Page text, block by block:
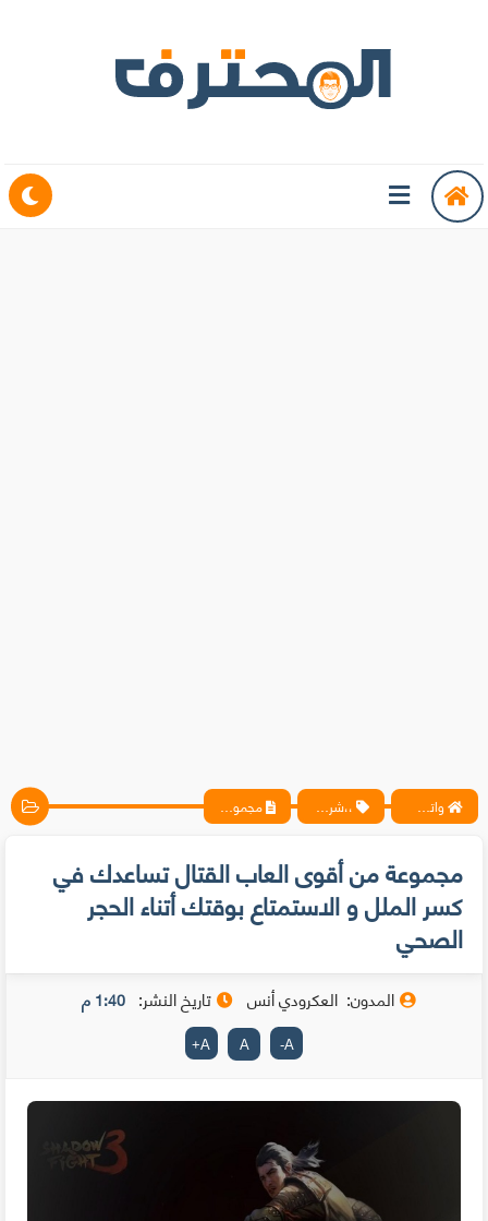
واتس آب ، فيسبوك ، أنترنت ، شروحات تقنية حصرية - المحترف ،،شروحات مجموعة من أقوى العاب القتال تساعدك في كسر الملل و الاستمتاع بوقتك أتناء الحجر الصحي
مجموعة من أقوى العاب القتال تساعدك في
كسر الملل و الاستمتاع بوقتك أتناء الحجر
الصحي
المدون: العكرودي أنس تاريخ النشر: 1:40 م
A
-
A
A
+